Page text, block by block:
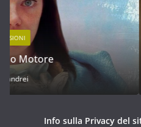
PROGETTO SESSO MOTORE SM2
La Teoria dell’Amore
Casualistico
9 Novembre 2022 Sergio
Info sulla Privacy del